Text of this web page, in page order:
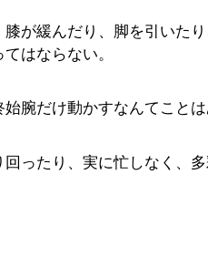
が緩んだり、脚を引いた
はならない。
腕だけ動かすなんてことは
ったり、実に忙しなく、